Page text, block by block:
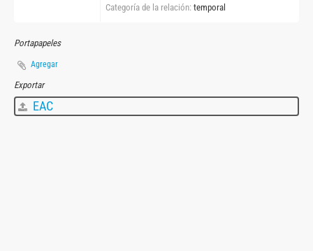
Categoría de la relación temporal
Portapapeles
Agregar
Exportar
EAC